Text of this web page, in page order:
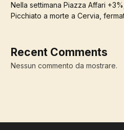
Nella settimana Piazza Affari
Picchiato a morte a Cervia,
Recent Comments
Nessun commento da mostrare.